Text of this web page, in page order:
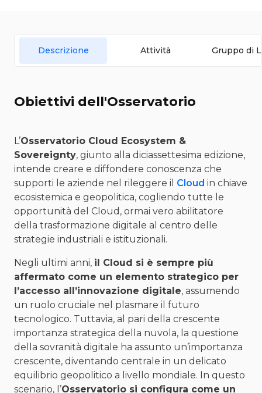
Descrizione Attività Gruppo di
Obiettivi dell'Osservatorio
L’Osservatorio Cloud Ecosystem &
Sovereignty, giunto alla diciassettesima edizione,
intende creare e diffondere conoscenza che
supporti le aziende nel rileggere il Cloud in chiave
ecosistemica e geopolitica, cogliendo tutte le
opportunità del Cloud, ormai vero abilitatore
della trasformazione digitale al centro delle
strategie industriali e istituzionali.
Negli ultimi anni, il Cloud si è sempre più
affermato come un elemento strategico per
l’accesso all’innovazione digitale, assumendo
un ruolo cruciale nel plasmare il futuro
tecnologico. Tuttavia, al pari della crescente
importanza strategica della nuvola, la questione
della sovranità digitale ha assunto un’importanza
crescente, diventando centrale in un delicato
equilibrio geopolitico a livello mondiale. In questo
scenario, l’Osservatorio si configura come un